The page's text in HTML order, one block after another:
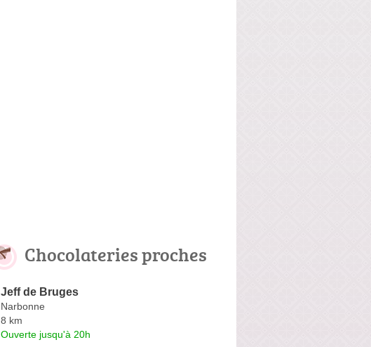
Chocolateries proches
Jeff de Bruges
Narbonne
8 km
Ouverte jusqu'à 20h